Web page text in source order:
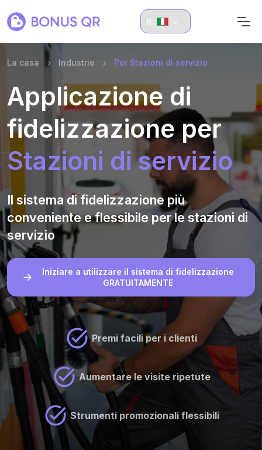
It:
La casa Industrie Per Stazioni di servizio
Applicazione di
fidelizzazione per
Stazioni di servizio
Il sistema di fidelizzazione più
conveniente e flessibile per le stazioni di
servizio
Iniziare a utilizzare il sistema di fidelizzazione
GRATUITAMENTE
Premi facili per i clienti
Aumentare le visite ripetute
Strumenti promozionali flessibili